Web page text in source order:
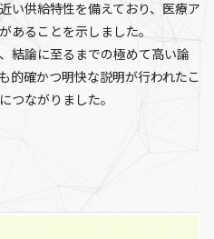
い供給特性を備えており、医療ア
あることを示しました。
結論に至るまでの極めて高い論
的確かつ明快な説明が行われたこ
つながりました。